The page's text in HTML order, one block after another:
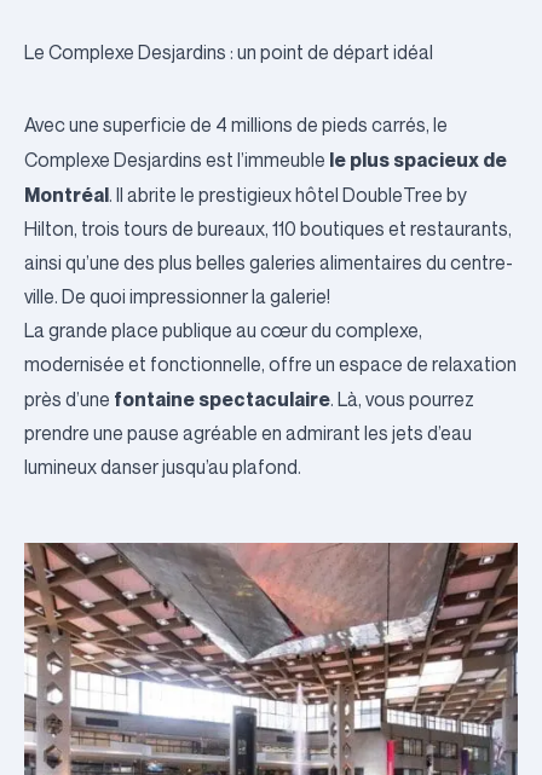
Le Complexe Desjardins : un point de départ idéal
Avec une superficie de 4 millions de pieds carrés, le
Complexe Desjardins est l’immeuble le plus spacieux de
Montréal. Il abrite le prestigieux hôtel DoubleTree by
Hilton, trois tours de bureaux, 110 boutiques et restaurants,
ainsi qu’une des plus belles galeries alimentaires du centre-
ville. De quoi impressionner la galerie!
La grande place publique au cœur du complexe,
modernisée et fonctionnelle, offre un espace de relaxation
près d’une fontaine spectaculaire. Là, vous pourrez
prendre une pause agréable en admirant les jets d’eau
lumineux danser jusqu’au plafond.